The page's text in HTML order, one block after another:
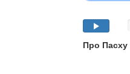
Про Пасху